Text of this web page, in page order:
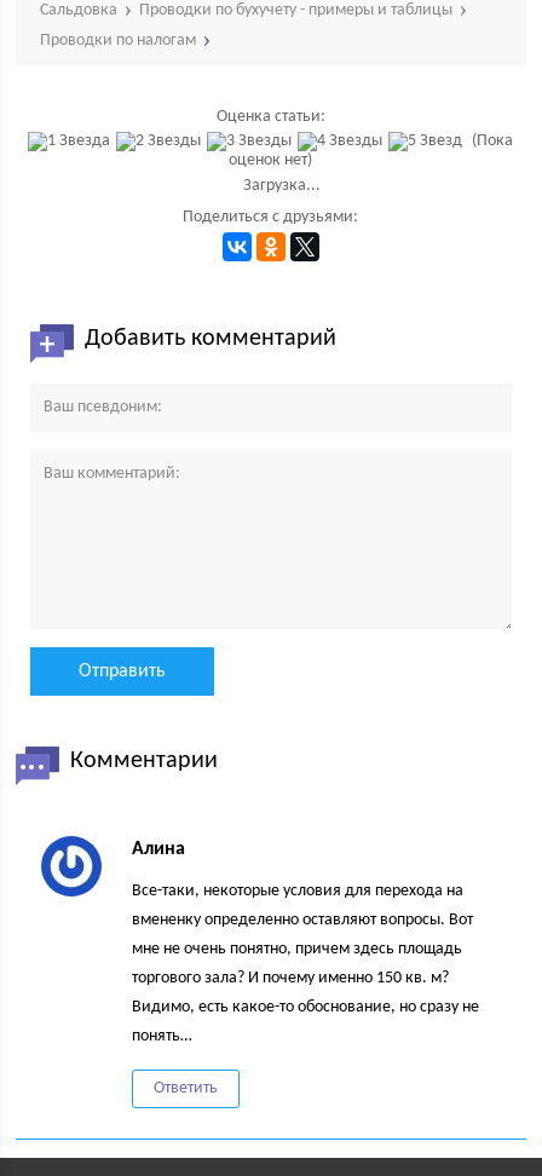
Сальдовка
Проводки по бухучету - примеры и таблицы
Проводки по налогам
Оценка статьи:
(Пока
оценок нет)
Загрузка...
Поделиться с друзьями:
Добавить комментарий
Комментарии
Алина
Все-таки, некоторые условия для перехода на
вмененку определенно оставляют вопросы. Вот
мне не очень понятно, причем здесь площадь
торгового зала? И почему именно 150 кв. м?
Видимо, есть какое-то обоснование, но сразу не
понять…
Ответить